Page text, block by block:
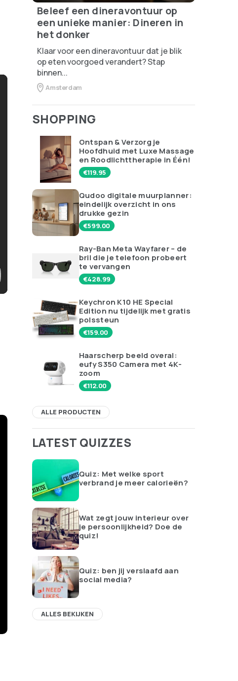
Beleef een dineravontuur op
een unieke manier: Dineren in
het donker
Klaar voor een dineravontuur dat je blik
op eten voorgoed verandert? Stap
binnen...
Amsterdam
SHOPPING
Ontspan & Verzorg je
Hoofdhuid met Luxe Massage
en Roodlichttherapie in Één!
€119.95
Qudoo digitale muurplanner:
eindelijk overzicht in ons
drukke gezin
€599.00
Ray-Ban Meta Wayfarer – de
bril die je telefoon probeert
te vervangen
€428.99
Keychron K10 HE Special
Edition nu tijdelijk met gratis
polssteun
€159.00
Haarscherp beeld overal:
eufy S350 Camera met 4K-
zoom
€112.00
ALLE PRODUCTEN
LATEST QUIZZES
Quiz: Met welke sport
verbrand je meer calorieën?
Wat zegt jouw interieur over
je persoonlijkheid? Doe de
quiz!
Quiz: ben jij verslaafd aan
social media?
ALLES BEKIJKEN